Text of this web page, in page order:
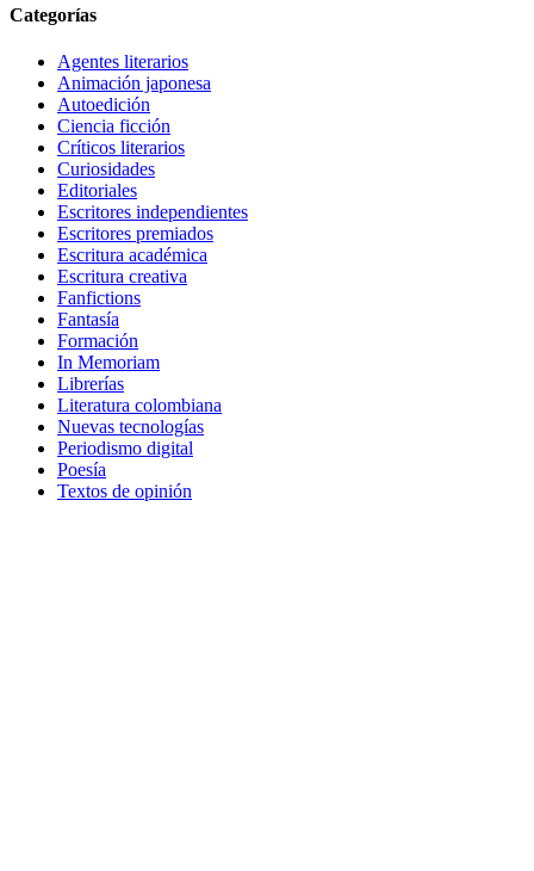
Categorías
Agentes literarios
Animación japonesa
Autoedición
Ciencia ficción
Críticos literarios
Curiosidades
Editoriales
Escritores independientes
Escritores premiados
Escritura académica
Escritura creativa
Fanfictions
Fantasía
Formación
In Memoriam
Librerías
Literatura colombiana
Nuevas tecnologías
Periodismo digital
Poesía
Textos de opinión